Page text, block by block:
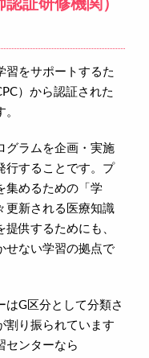
証研修機関）
習をサポートするた
）から認証された
グラムを企画・実施
行することです。プ
集めるための「学
更新される医療知識
供するためにも、
せない学習の拠点で
はG区分として分類さ
割り振られています
センターなら